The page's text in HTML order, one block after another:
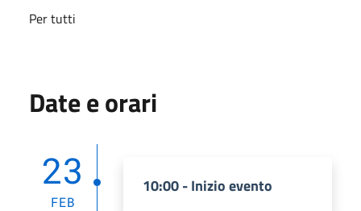
Per tutti
Date e orari
23
FEB
10:00 - Inizio evento